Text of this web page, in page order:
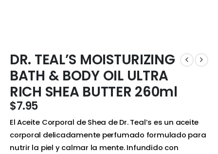
DR. TEAL’S MOISTURIZING
BATH & BODY OIL ULTRA
RICH SHEA BUTTER 260ml
$7.95
El Aceite Corporal de Shea de Dr. Teal’s es un aceite
corporal delicadamente perfumado formulado para
nutrir la piel y calmar la mente. Infundido con